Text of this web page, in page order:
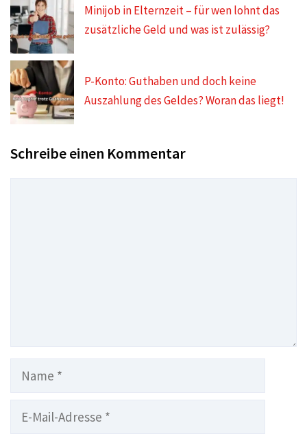
Minijob in Elternzeit – für wen lohnt das
zusätzliche Geld und was ist zulässig?
P-Konto: Guthaben und doch keine
Auszahlung des Geldes? Woran das liegt!
Schreibe einen Kommentar
Name